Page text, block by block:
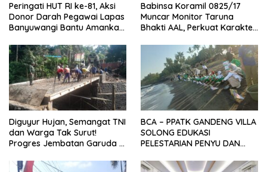
Peringati HUT RI ke-81, Aksi
Donor Darah Pegawai Lapas
Banyuwangi Bantu Amankan
Babinsa Koramil 0825/17
Muncar Monitor Taruna
Bhakti AAL, Perkuat Karakter
Sekolah Rakyat
Diguyur Hujan, Semangat TNI
dan Warga Tak Surut!
Progres Jembatan Garuda di
BCA – PPATK GANDENG VILLA
SOLONG EDUKASI
PELESTARIAN PENYU DAN
PANTAI SELAT BALI